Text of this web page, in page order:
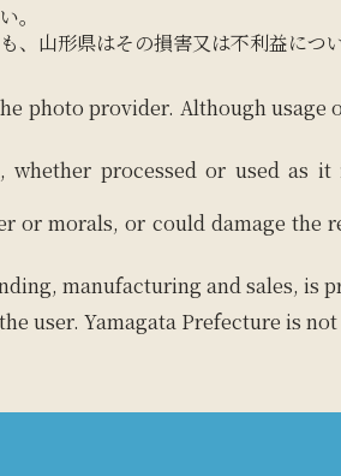
。
山形県はその損害又は不利益につ
photo provider. Although
whether processed or used as
or morals, or could damage the
manufacturing and sales, is
user. Yamagata Prefecture is